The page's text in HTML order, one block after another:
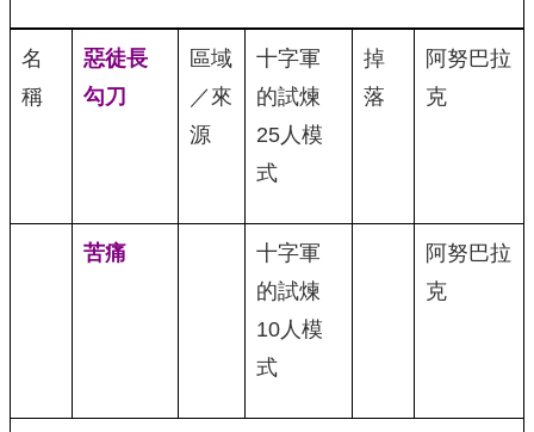
名
稱
惡徒長
勾刀
區域
／來
源
十字軍
的試煉
25人模
式
掉
落
阿努巴拉
克
苦痛
十字軍
的試煉
10人模
式
阿努巴拉
克